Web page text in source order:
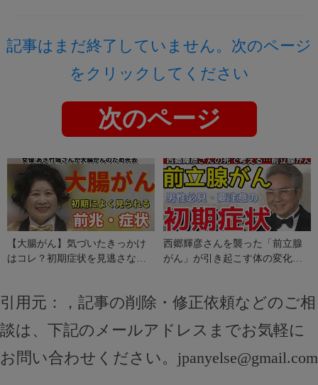
記事はまだ終了していません。次のページ
をクリックしてください
次のページ
【大腸がん】気づいたきっかけ
はコレ？初期症状を見逃さない
西郷輝彦さんを襲った「前立腺
がん」が引き起こす体の変化。
引用元：
，記事の削除・修正依頼などのご相
談は、下記のメールアドレスまでお気軽に
お問い合わせください。 jpanyelse@gmail.com